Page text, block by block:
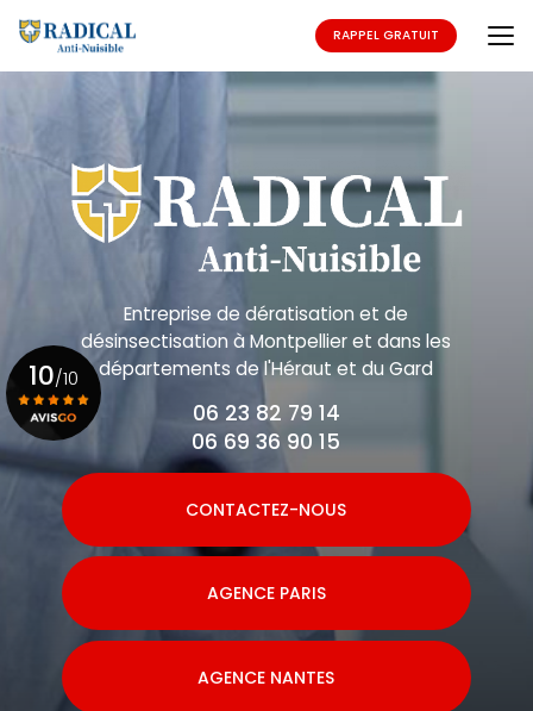
au
contenu
principal
RAPPEL GRATUIT
Entreprise de dératisation et de
désinsectisationà Montpellier et dans les
départements de l'Héraut et du Gard
06 23 82 79 14
06 69 36 90 15
CONTACTEZ-NOUS
AGENCE PARIS
AGENCE NANTES
10/10
Voir le certificat